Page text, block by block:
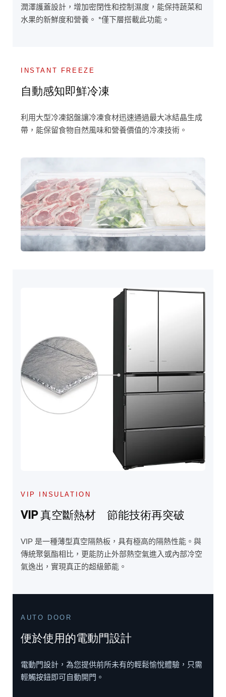
潤澤護蓋設計，增加密閉性和控制濕度，能保持蔬菜和
水果的新鮮度和營養。 *僅下層搭載此功能。
INSTANT FREEZE
自動感知即鮮冷凍
利用大型冷凍鋁盤讓冷凍食材迅速通過最大冰結晶生成
帶，能保留食物自然風味和營養價值的冷凍技術。
VIP INSULATION
VIP 真空斷熱材 節能技術再突破
VIP 是一種薄型真空隔熱板，具有極高的隔熱性能。與
傳統聚氨酯相比，更能防止外部熱空氣進入或內部冷空
氣逸出，實現真正的超級節能。
AUTO DOOR
便於使用的電動門設計
電動門設計，為您提供前所未有的輕鬆愉悅體驗，只需
輕觸按鈕即可自動開門。